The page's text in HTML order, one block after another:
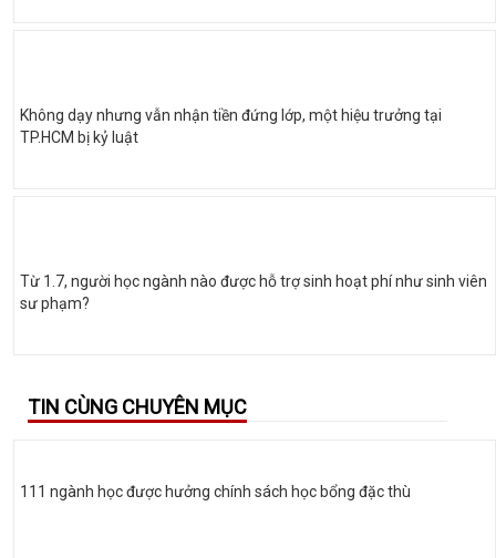
Không dạy nhưng vẫn nhận tiền đứng lớp, một hiệu trưởng tại
TP.HCM bị kỷ luật
Từ 1.7, người học ngành nào được hỗ trợ sinh hoạt phí như sinh viên
sư phạm?
TIN CÙNG CHUYÊN MỤC
111 ngành học được hưởng chính sách học bổng đặc thù